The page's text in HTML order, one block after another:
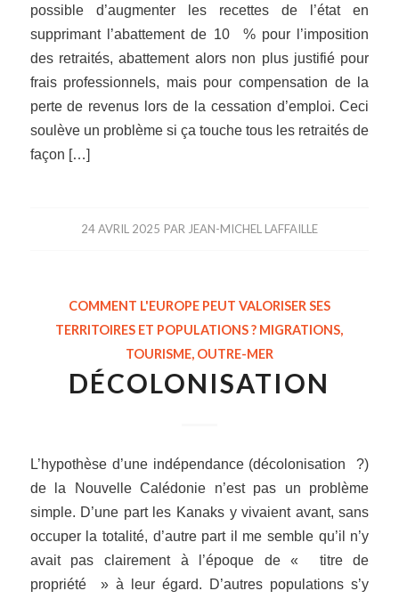
possible d’augmenter les recettes de l’état en
supprimant l’abattement de 10 % pour l’imposition
des retraités, abattement alors non plus justifié pour
frais professionnels, mais pour compensation de la
perte de revenus lors de la cessation d’emploi. Ceci
soulève un problème si ça touche tous les retraités de
façon […]
24 AVRIL 2025 PAR JEAN-MICHEL LAFFAILLE
COMMENT L'EUROPE PEUT VALORISER SES
TERRITOIRES ET POPULATIONS ? MIGRATIONS,
TOURISME, OUTRE-MER
DÉCOLONISATION
L’hypothèse d’une indépendance (décolonisation ?)
de la Nouvelle Calédonie n’est pas un problème
simple. D’une part les Kanaks y vivaient avant, sans
occuper la totalité, d’autre part il me semble qu’il n’y
avait pas clairement à l’époque de « titre de
propriété » à leur égard. D’autres populations s’y